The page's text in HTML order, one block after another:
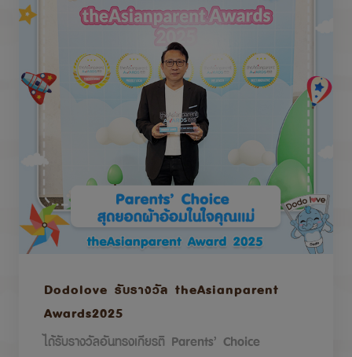
Dodolove รับรางวัล theAsianparent
Awards2025
ได้รับรางวัลอันทรงเกียรติ Parents’ Choice